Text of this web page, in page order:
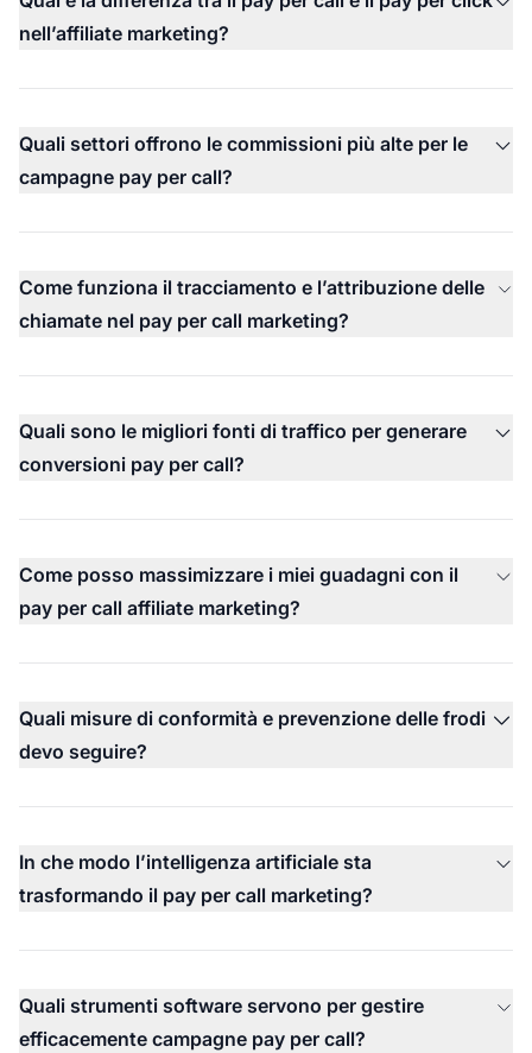
nell’affiliate marketing?
Quali settori offrono le commissioni più alte per le
campagne pay per call?
Come funziona il tracciamento e l’attribuzione delle
chiamate nel pay per call marketing?
Quali sono le migliori fonti di traffico per generare
conversioni pay per call?
Come posso massimizzare i miei guadagni con il
pay per call affiliate marketing?
Quali misure di conformità e prevenzione delle frodi
devo seguire?
In che modo l’intelligenza artificiale sta
trasformando il pay per call marketing?
Quali strumenti software servono per gestire
efficacemente campagne pay per call?